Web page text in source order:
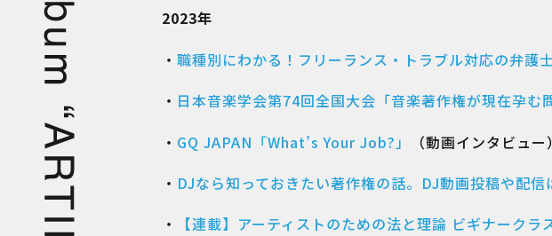
2023年
・ 職種別にわかる！フリーランス・トラブル対応の弁
・ 日本音楽学会第74回全国大会「音楽著作権が現在孕む
・ GQ JAPAN「What’s Your Job?」
（動画インタビュー）
・ DJなら知っておきたい著作権の話。DJ動画投稿や配信
・
【連載】アーティストのための法と理論 ビギナーク